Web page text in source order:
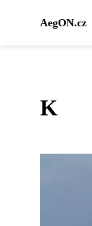
AegON.cz
K